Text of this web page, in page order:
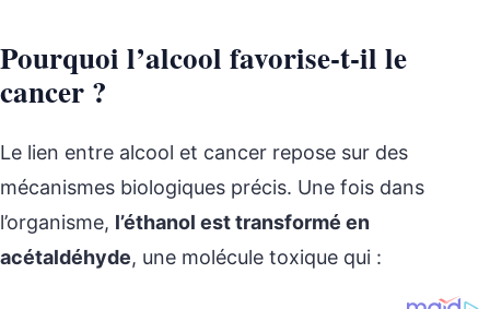
Pourquoi l’alcool favorise-t-il le
cancer ?
Le lien entre alcool et cancer repose sur des
mécanismes biologiques précis. Une fois dans
l’organisme, l’éthanol est transformé en
acétaldéhyde, une molécule toxique qui :